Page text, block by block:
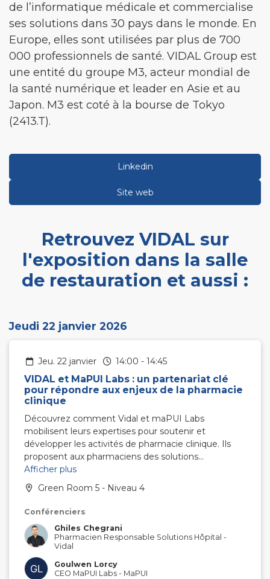
de l’informatique médicale et commercialise
ses solutions dans 30 pays dans le monde. En
Europe, elles sont utilisées par plus de 700
000 professionnels de santé. VIDAL Group est
une entité du groupe M3, acteur mondial de
la santé numérique et leader en Asie et au
Japon. M3 est coté à la bourse de Tokyo
(2413.T).
Linkedin
Site web
Retrouvez VIDAL sur
l'exposition dans la salle
de restauration et aussi :
Jeudi 22 janvier 2026
jeu. 22 janvier 14:00 - 14:45
VIDAL et MaPUI Labs : un partenariat clé
pour répondre aux enjeux de la pharmacie
clinique
Découvrez comment Vidal et maPUI Labs
mobilisent leurs expertises pour soutenir et
développer les activités de pharmacie clinique. Ils
proposent aux pharmaciens des solutions
innovantes, intégrées aux logiciels Orbis et DxCare
de Dedalus, pour optimiser les pratiques, développer
le bon usage du médicament et renforcer la qualité
des prises en charge.
Afficher plus
Green Room 5 - Niveau 4
Conférenciers
Ghiles Chegrani
Pharmacien Responsable Solutions Hôpital -
Vidal
Goulwen Lorcy
CEO MaPUI Labs - MaPUI